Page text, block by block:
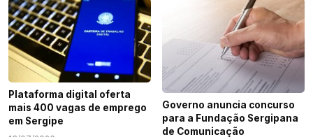
Plataforma digital oferta
mais 400 vagas de emprego
em Sergipe
Governo anuncia concurso
para a Fundação Sergipana
de Comunicação